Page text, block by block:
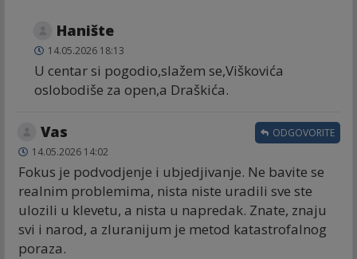
Hanište
14.05.2026 18:13
U centar si pogodio,slažem se,Viškovića
oslobodiše za open,a Draškića.
Vas
14.05.2026 14:02
Fokus je podvodjenje i ubjedjivanje. Ne bavite se
realnim problemima, nista niste uradili sve ste
ulozili u klevetu, a nista u napredak. Znate, znaju
svi i narod, a zluranijum je metod katastrofalnog
poraza.
ODGOVORITE